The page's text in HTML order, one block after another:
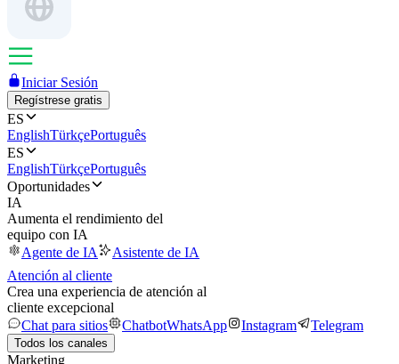
Iniciar Sesión
Regístrese gratis
ES
EnglishTürkçePortuguês
ES
EnglishTürkçePortuguês
Oportunidades
IA
Aumenta el rendimiento del
equipo con IA
Agente de IA
Asistente de IA
Atención al cliente
Crea una experiencia de atención al
cliente excepcional
Chat para sitios
ChatbotWhatsApp Instagram Telegram
Todos los canales
Marketing